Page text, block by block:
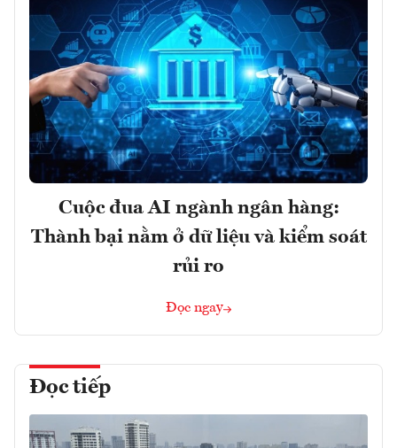
Cuộc đua AI ngành ngân hàng:
Thành bại nằm ở dữ liệu và kiểm soát
rủi ro
Đọc ngay
Đọc tiếp